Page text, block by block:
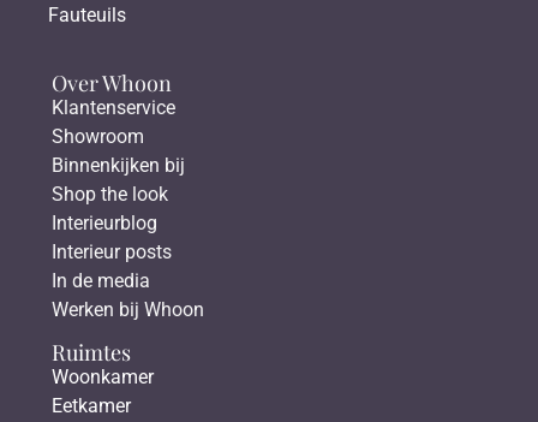
Fauteuils
Over Whoon
Klantenservice
Showroom
Binnenkijken bij
Shop the look
Interieurblog
Interieur posts
In de media
Werken bij Whoon
Ruimtes
Woonkamer
Eetkamer